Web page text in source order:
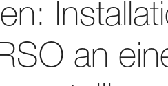
an